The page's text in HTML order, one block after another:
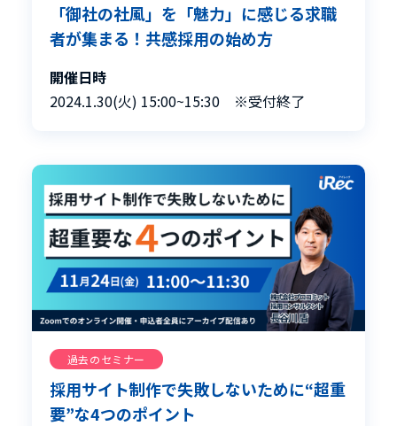
「御社の社風」を「魅力」に感じる求職
者が集まる！共感採用の始め方
開催日時
2024.1.30(火) 15:00~15:30 ※受付終了
過去のセミナー
採用サイト制作で失敗しないために“超重
要”な4つのポイント